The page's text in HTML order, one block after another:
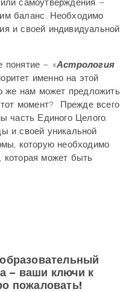
самоутверждения –
баланс. Необходимо
и своей индивидуальной
понятие – «Астрология
именно на этой
же нам может предложить
момент? Прежде всего
часть Единого Целого.
и своей уникальной
которую необходимо
которая может быть
– ваши ключи к
пожаловать!